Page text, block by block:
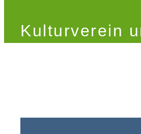
Kulturverein